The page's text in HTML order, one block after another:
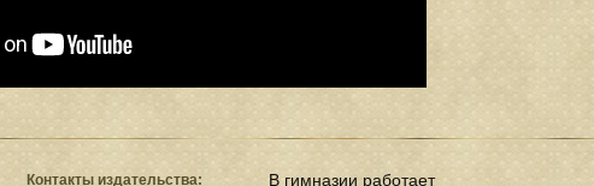
Контакты издательства: В гимназии работает